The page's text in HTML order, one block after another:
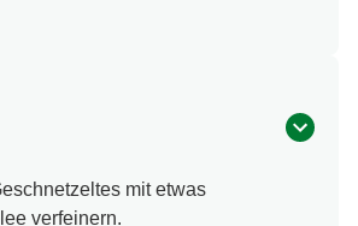
mit etwas
verfeinern.